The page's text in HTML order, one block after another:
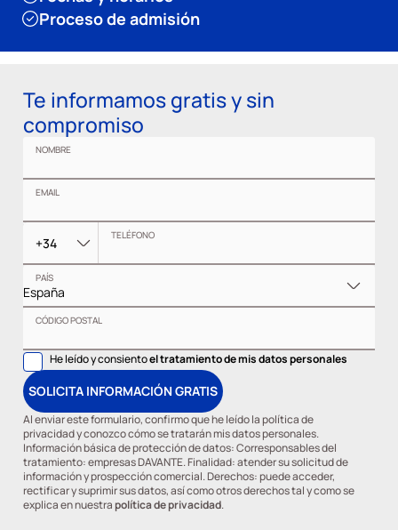
Proceso de admisión
Te informamos gratis y sin
compromiso
NOMBRE
EMAIL
+34 TELÉFONO
PAÍS
CÓDIGO POSTAL
He leído y consientoel tratamiento de mis datos personales
SOLICITA INFORMACIÓN GRATIS
Al enviar este formulario, confirmo que he leído la política de
privacidad y conozco cómo se tratarán mis datos personales.
Información básica de protección de datos: Corresponsables del
tratamiento: empresas DAVANTE. Finalidad: atender su solicitud de
información y prospección comercial. Derechos: puede acceder,
rectificar y suprimir sus datos, así como otros derechos tal y como se
explica en nuestrapolítica de privacidad.